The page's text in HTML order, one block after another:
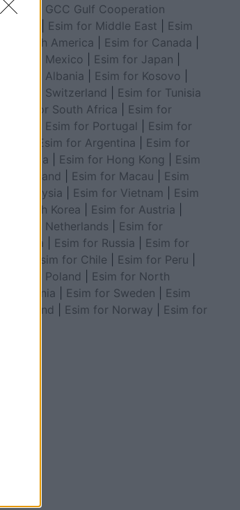
Esim for GCC Gulf Cooperation
Esim for Middle East
Esim
for South America
Esim for Canada
Esim for Mexico
Esim for Japan
Esim for Albania
Esim for Kosovo
Esim for Switzerland
Esim for Tunisia
Esim for South Africa
Esim for
Esim for Portugal
Esim for
Esim for Argentina
Esim for
Colombia
Esim for Hong Kong
Esim
for Thailand
Esim for Macau
Esim
for Malaysia
Esim for Vietnam
Esim
for South Korea
Esim for Austria
Esim for Netherlands
Esim for
Australia
Esim for Russia
Esim for
Esim for Chile Esim for Peru
Esim for Poland
Esim for North
Macedonia
Esim for Sweden
Esim
for Finland
Esim for Norway
Esim for